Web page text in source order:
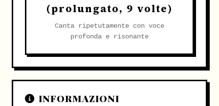
(prolungato, 9 volte)
Canta ripetutamente con voce
profonda e risonante
INFORMAZIONI